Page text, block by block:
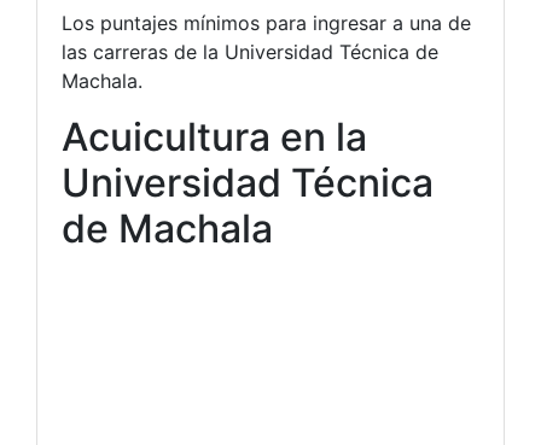
Los puntajes mínimos para ingresar a una de
las carreras de la Universidad Técnica de
Machala.
Acuicultura en la
Universidad Técnica
de Machala